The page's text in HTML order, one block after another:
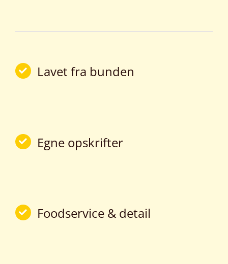
Lavet fra bunden
Egne opskrifter
Foodservice & detail